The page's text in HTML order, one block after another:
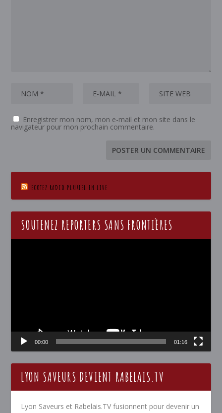
Enregistrer mon nom, mon e-mail et mon site dans le
navigateur pour mon prochain commentaire.
ECOTEZ RADIO PLURIEL EN LIVE
SOUTENEZ REPORTERS SANS FRONTIÈRES
00:00 01:16
LYON SAVEURS DEVIENT RABELAIS.TV
Lyon Saveurs et Rabelais.TV fusionnent pour devenir un